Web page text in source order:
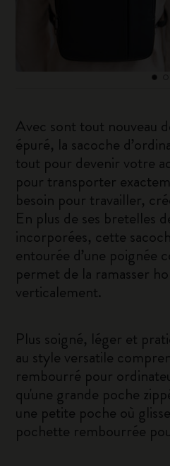
Avec sont tout nouveau
épuré, la sacoche
tout pour devenir votre
pour transporter
besoin pour travailler,
En plus de ses bretelles
incorporées, cette
entourée d’une poignée
permet de la ramasser
verticalement.
Plus soigné, léger et
au style versatile
rembourré pour
qu'une grande poche
une petite poche où
pochette rembourrée